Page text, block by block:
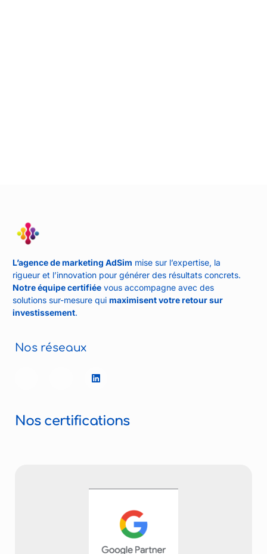
L’agence de marketing AdSim mise sur l’expertise, la
rigueur et l’innovation pour générer des résultats concrets.
Notre équipe certifiée vous accompagne avec des
solutions sur-mesure qui maximisent votre retour sur
investissement.
Nos réseaux
Nos certifications